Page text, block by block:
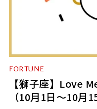
FORTUNE
【獅子座】Love
（10月1日～10月